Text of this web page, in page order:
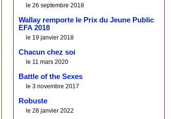
le 26 septembre 2018
Wallay remporte le Prix du Jeune Public
EFA 2018
le 19 janvier 2018
Chacun chez soi
le 11 mars 2020
Battle of the Sexes
le 3 novembre 2017
Robuste
le 28 janvier 2022